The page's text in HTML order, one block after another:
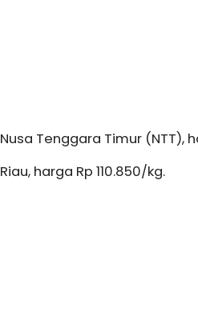
Nusa Tenggara Timur (NTT),
Riau, harga Rp 110.850/kg.